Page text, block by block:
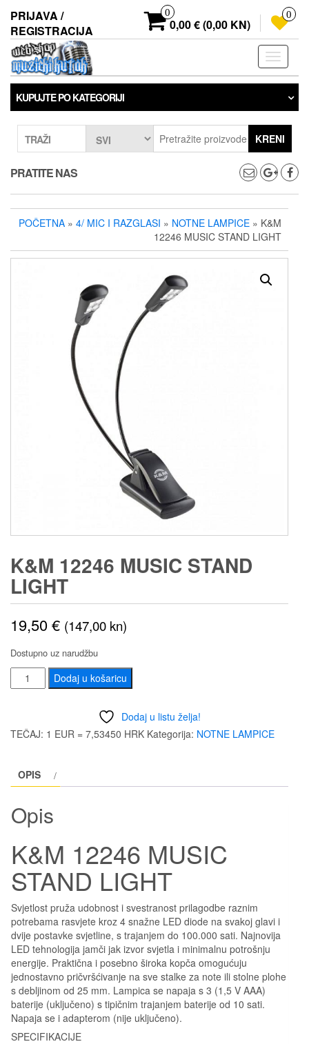
sadržaj
PRIJAVA /
REGISTRACIJA
0
0,00 € (0,00 KN)
0
KUPUJTE PO KATEGORIJI
TRAŽI KRENI
PRATITE NAS
POČETNA » 4/ MIC I RAZGLASI » NOTNE LAMPICE » K&M
12246 MUSIC STAND LIGHT
K&M 12246 MUSIC STAND
LIGHT
19,50€ (147,00 kn)
Dostupno uz narudžbu
K&M
12246
STAND
Dodaj u košaricu
Dodaj u listu želja!
TEČAJ: 1 EUR = 7,53450 HRK Kategorija: NOTNE LAMPICE
OPIS
Opis
K&M 12246 MUSIC
STAND LIGHT
Svjetlost pruža udobnost i svestranost prilagodbe raznim
potrebama rasvjete kroz 4 snažne LED diode na svakoj glavi i
dvije postavke svjetline, s trajanjem do 100.000 sati. Najnovija
LED tehnologija jamči jak izvor svjetla i minimalnu potrošnju
energije. Praktična i posebno široka kopča omogućuju
jednostavno pričvršćivanje na sve stalke za note ili stolne plohe
s debljinom od 25 mm. Lampica se napaja s 3 (1,5 V AAA)
baterije (uključeno) s tipičnim trajanjem baterije od 10 sati.
Napaja se i adapterom (nije uključeno).
SPECIFIKACIJE